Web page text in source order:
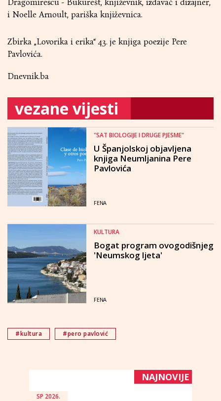
Dragomirescu - Bukurešt, književnik, izdavač i dizajner,
i Noelle Arnoult, pariška književnica.
Zbirka „Lovorika i erika“ 43. je knjiga poezije Pere
Pavlovića.
Dnevnik.ba
vezane vijesti
"SAT BIOLOGIJE I DRUGE PJESME"
U Španjolskoj objavljena
knjiga Neumljanina Pere
Pavlovića
FENA
KULTURA
Bogat program ovogodišnjeg
'Neumskog ljeta'
FENA
#kultura #pero pavlović
NAJNOVIJE
SP 2026.